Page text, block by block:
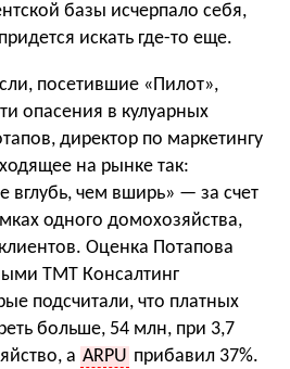
базы исчерпало себя,
искать где-то еще.
посетившие «Пилот»,
опасения в кулуарных
директор по маркетингу
на рынке так:
вглубь, чем вширь» — за счет
одного домохозяйства,
Оценка Потапова
ТМТ Консалтинг
подсчитали, что платных
больше, 54 млн, при 3,7
а ARPU прибавил 37%.